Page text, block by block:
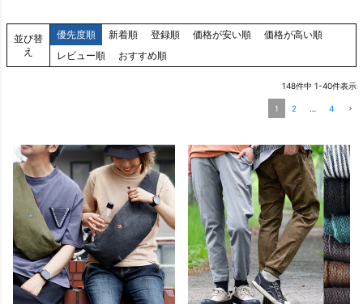
並び替
え
優先度順 新着順 登録順 価格が安い順
価格が高い順
レビュー順
おすすめ順
148件中 1-40件表示
1 2 … 4